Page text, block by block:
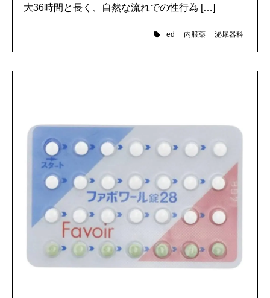
大36時間と長く、自然な流れでの性行為 […]
ed 内服薬 泌尿器科